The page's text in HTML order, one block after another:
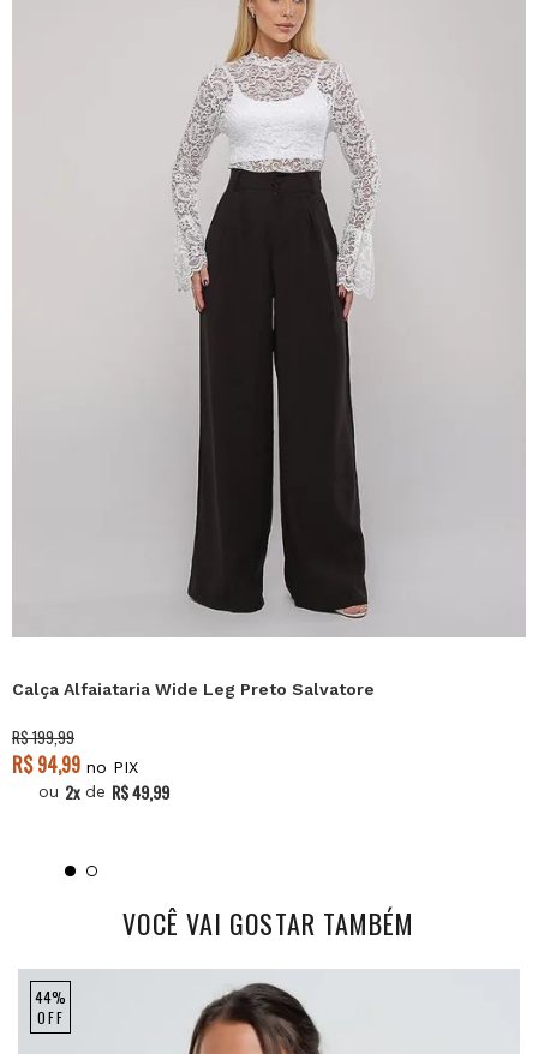
Calça Alfaiataria Wide Leg Preto Salvatore
R$ 199,99
R$ 94,99 no PIX
ou 2x de R$ 49,99
VOCÊ VAI GOSTAR TAMBÉM
44%
OFF